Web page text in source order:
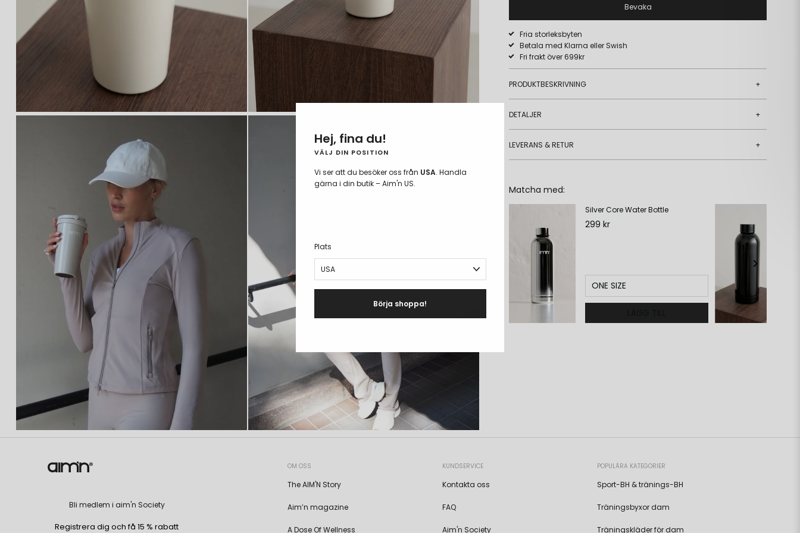
Bevaka
Fria storleksbyten
Betala med Klarna eller Swish
Fri frakt över 699kr
PRODUKTBESKRIVNING +
DETALJER +
LEVERANS & RETUR +
Matcha med:
Silver Core Water Bottle
299 kr
ONE SIZE
Bli medlem i aim'n Society
Registrera dig och få 15 % rabatt
OM OSS
The AIM'N Story
Aim’n magazine
A Dose Of Wellness
KUNDSERVICE
Kontakta oss
FAQ
Aim'n Society
POPULÄRA KATEGORIER
Sport-BH & tränings-BH
Träningsbyxor dam
Träningskläder för dam
Hej, fina du!
VÄLJ DIN POSITION
Vi ser att du besöker oss från USA. Handla
gärna i din butik – Aim'n US.
Plats
Börja shoppa!